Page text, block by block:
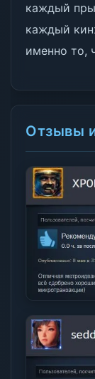
каждый
каждый
именно то,
Отзывы